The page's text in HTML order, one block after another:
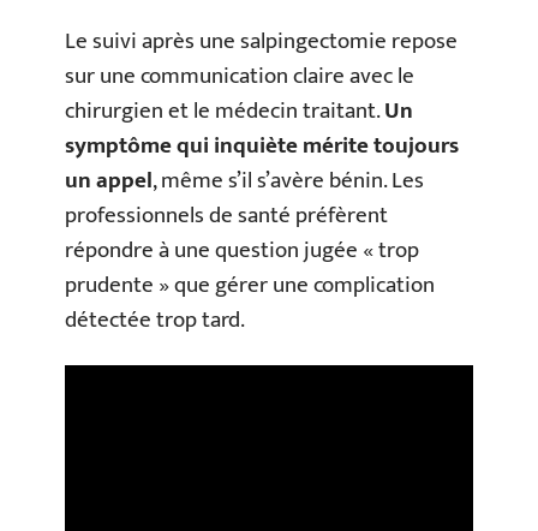
Le suivi après une salpingectomie repose
sur une communication claire avec le
chirurgien et le médecin traitant.Un
symptôme qui inquiète mérite toujours
un appel, même s’il s’avère bénin. Les
professionnels de santé préfèrent
répondre à une question jugée « trop
prudente » que gérer une complication
détectée trop tard.